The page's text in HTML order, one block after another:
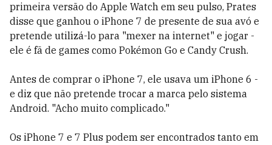
primeira versão do Apple Watch em seu pulso, Prates
disse que ganhou o iPhone 7 de presente de sua avó e
pretende utilizá-lo para "mexer na internet" e jogar -
ele é fã de games como Pokémon Go e Candy Crush.
Antes de comprar o iPhone 7, ele usava um iPhone 6 -
e diz que não pretende trocar a marca pelo sistema
Android. "Acho muito complicado."
Os iPhone 7 e 7 Plus podem ser encontrados tanto em